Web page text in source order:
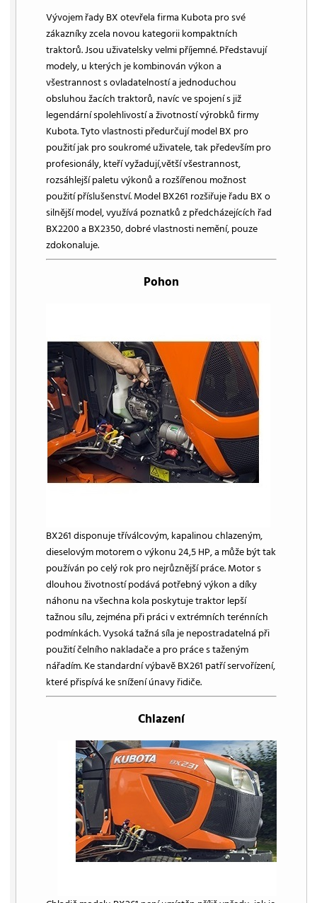
Vývojem řady BX otevřela firma Kubota pro své
zákazníky zcela novou kategorii kompaktních
traktorů. Jsou uživatelsky velmi příjemné. Představují
modely, u kterých je kombinován výkon a
všestrannost s ovladatelností a jednoduchou
obsluhou žacích traktorů, navíc ve spojení s již
legendární spolehlivostí a životností výrobků firmy
Kubota. Tyto vlastnosti předurčují model BX pro
použití jak pro soukromé uživatele, tak především pro
profesionály, kteří vyžadují,větší všestrannost,
rozsáhlejší paletu výkonů a rozšířenou možnost
použití příslušenství. Model BX261 rozšiřuje řadu BX o
silnější model, využívá poznatků z předcházejících řad
BX2200 a BX2350, dobré vlastnosti nemění, pouze
zdokonaluje.
Pohon
BX261 disponuje tříválcovým, kapalinou chlazeným,
dieselovým motorem o výkonu 24,5 HP, a může být tak
používán po celý rok pro nejrůznější práce. Motor s
dlouhou životností podává potřebný výkon a díky
náhonu na všechna kola poskytuje traktor lepší
tažnou sílu, zejména při práci v extrémních terénních
podmínkách. Vysoká tažná síla je nepostradatelná při
použití čelního nakladače a pro práce s taženým
nářadím. Ke standardní výbavě BX261 patří servořízení,
které přispívá ke snížení únavy řidiče.
Chlazení